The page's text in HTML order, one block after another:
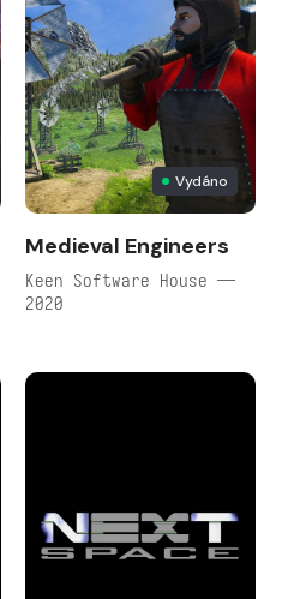
Vydáno
Medieval Engineers
Keen Software House —
2020